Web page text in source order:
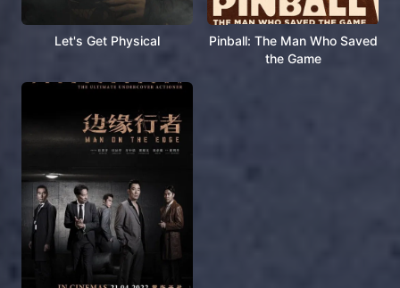
Let's Get Physical
Pinball: The Man Who Saved
the Game